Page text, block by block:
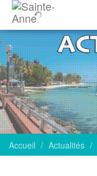
Accueil Actualités